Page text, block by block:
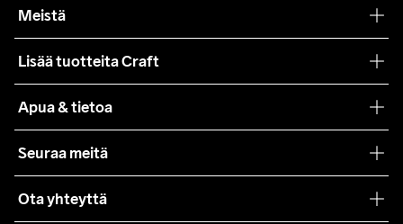
Meistä
Lisää tuotteita Craft
Yhteistyöt
Lehdistö
Apua & tietoa
Käyttöehdot
Asiakaspalvelu
Seuraa meitä
Ota yhteyttä